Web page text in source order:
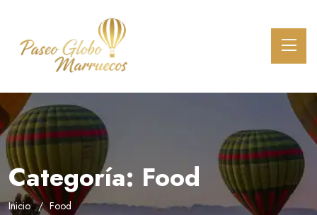
Categoría: Food
Inicio Food